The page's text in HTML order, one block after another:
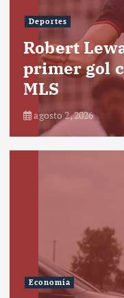
Deportes
Robert
primer gol
MLS
agosto 2, 2026
Economía